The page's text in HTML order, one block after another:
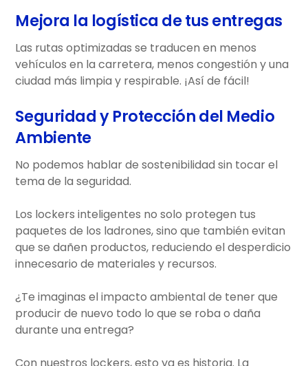
Mejora la logística de tus entregas
Las rutas optimizadas se traducen en menos
vehículos en la carretera, menos congestión y una
ciudad más limpia y respirable. ¡Así de fácil!
Seguridad y Protección del Medio
Ambiente
No podemos hablar de sostenibilidad sin tocar el
tema de la seguridad.
Los lockers inteligentes no solo protegen tus
paquetes de los ladrones, sino que también evitan
que se dañen productos, reduciendo el desperdicio
innecesario de materiales y recursos.
¿Te imaginas el impacto ambiental de tener que
producir de nuevo todo lo que se roba o daña
durante una entrega?
Con nuestros lockers, esto ya es historia. La